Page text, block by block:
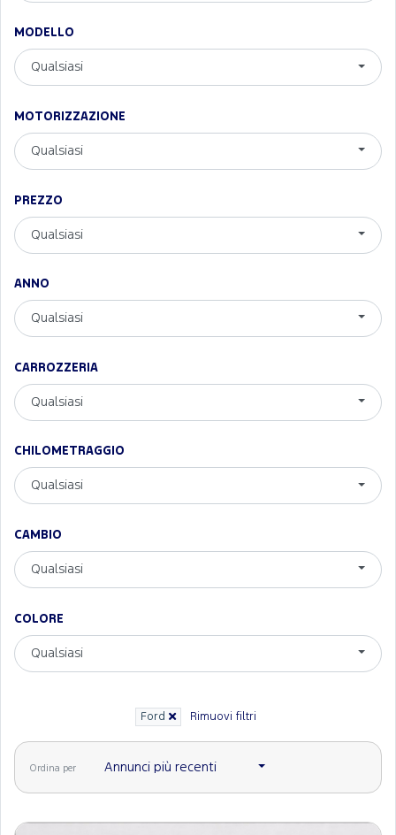
MODELLO
Qualsiasi
MOTORIZZAZIONE
Qualsiasi
PREZZO
Qualsiasi
ANNO
Qualsiasi
CARROZZERIA
Qualsiasi
CHILOMETRAGGIO
Qualsiasi
CAMBIO
Qualsiasi
COLORE
Qualsiasi
Ford Rimuovi filtri
Ordina per Annunci più recenti